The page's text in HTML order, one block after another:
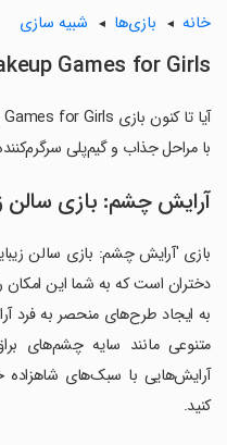
خانه بازی‌ها شبیه سازی
Games for Girls
با مراحل جذاب و گیم‌پلی
آرایش چشم: بازی سالن
بازی 'آرایش چشم: بازی سالن
دختران است که به شما این امکان
به ایجاد طرح‌های منحصر به فرد
متنوعی مانند سایه چشم‌های
آرایش‌هایی با سبک‌های شاهزاده
کنید.